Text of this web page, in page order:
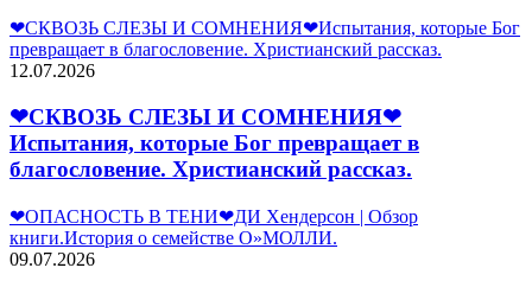
❤СКВОЗЬ СЛЕЗЫ И СОМНЕНИЯ❤Испытания, которые Бог
превращает в благословение. Христианский рассказ.
12.07.2026
❤СКВОЗЬ СЛЕЗЫ И СОМНЕНИЯ❤
Испытания, которые Бог превращает в
благословение. Христианский рассказ.
❤ОПАСНОСТЬ В ТЕНИ❤ДИ Хендерсон | Обзор
книги.История о семействе О»МОЛЛИ.
09.07.2026